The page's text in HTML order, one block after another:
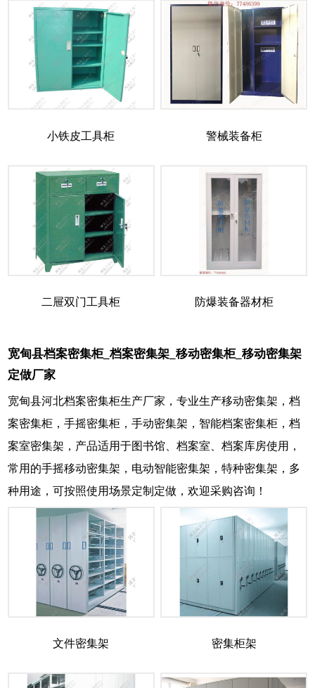
小铁皮工具柜 警械装备柜
二屉双门工具柜 防爆装备器材柜
宽甸县档案密集柜_档案密集架_移动密集柜_移动密集架
定做厂家
宽甸县河北档案密集柜生产厂家，专业生产移动密集架，档
案密集柜，手摇密集柜，手动密集架，智能档案密集柜，档
案室密集架，产品适用于图书馆、档案室、档案库房使用，
常用的手摇移动密集架，电动智能密集架，特种密集架，多
种用途，可按照使用场景定制定做，欢迎采购咨询！
文件密集架 密集柜架